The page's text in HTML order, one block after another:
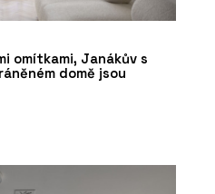
omítkami, Janákův s
domě jsou